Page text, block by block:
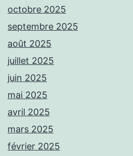
octobre 2025
septembre 2025
août 2025
juillet 2025
juin 2025
mai 2025
avril 2025
mars 2025
février 2025